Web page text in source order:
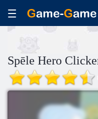
Spēle Hero